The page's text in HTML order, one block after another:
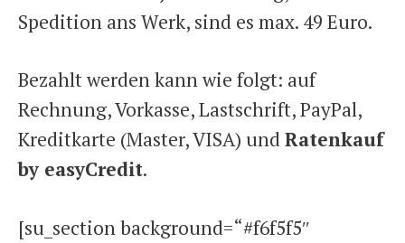
Spedition ans Werk, sind es max. 49 Euro.
Bezahlt werden kann wie folgt: auf
Rechnung, Vorkasse, Lastschrift, PayPal,
Kreditkarte (Master, VISA) undRatenkauf
by easyCredit.
[su_section background=“#f6f5f5″